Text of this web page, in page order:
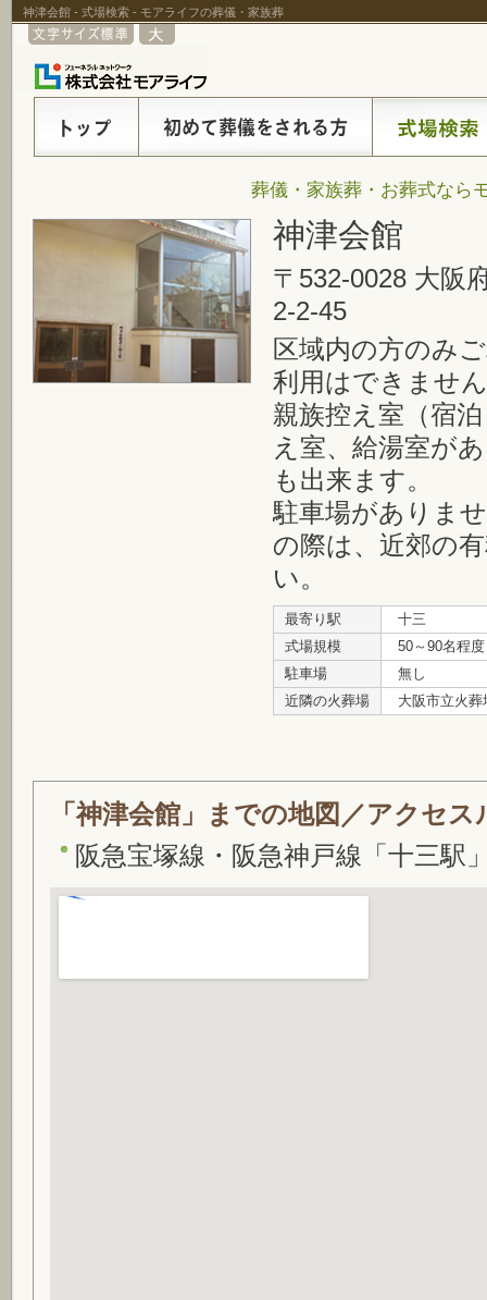
神津会館 - 式場検索 - モアライフの葬儀・家族葬
葬儀・家族葬・お葬式なら
神津会館
〒532-0028 大阪
2-2-45
区域内の方のみ
利用はできませ
親族控え室（宿
え室、給湯室が
も出来ます。
駐車場がありま
の際は、近郊の
い。
最寄り駅
十三
式場規模
50～90名程度
駐車場
無し
近隣の火葬場
大阪市立火
「神津会館」までの地図／アクセス
阪急宝塚線・阪急神戸線「十三